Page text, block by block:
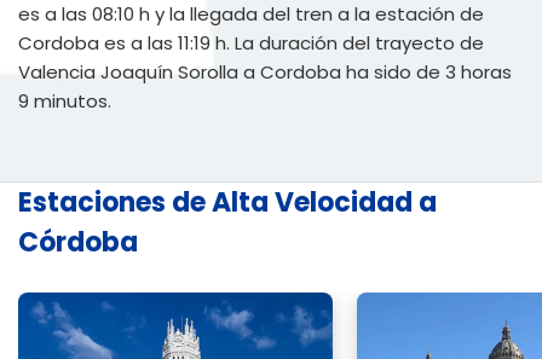
es a las 08:10 h y la llegada del tren a la estación de
Cordoba es a las 11:19 h. La duración del trayecto de
Valencia Joaquín Sorolla a Cordoba ha sido de 3 horas
9 minutos.
Estaciones de Alta Velocidad a
Córdoba